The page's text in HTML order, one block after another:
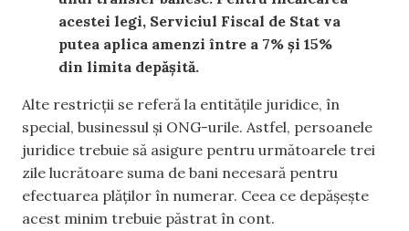
acestei legi, Serviciul Fiscal de Stat va
putea aplica amenzi între a 7% și 15%
din limita depășită.
Alte restricții se referă la entitățile juridice, în
special, businessul și ONG-urile. Astfel, persoanele
juridice trebuie să asigure pentru următoarele trei
zile lucrătoare suma de bani necesară pentru
efectuarea plăților în numerar. Ceea ce depășește
acest minim trebuie păstrat în cont.